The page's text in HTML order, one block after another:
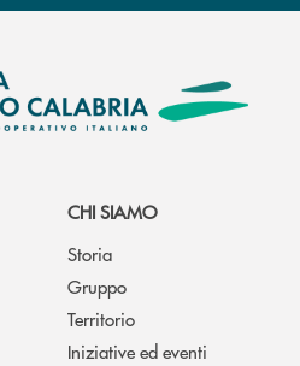
CHI SIAMO
Storia
Gruppo
Territorio
Iniziative ed eventi